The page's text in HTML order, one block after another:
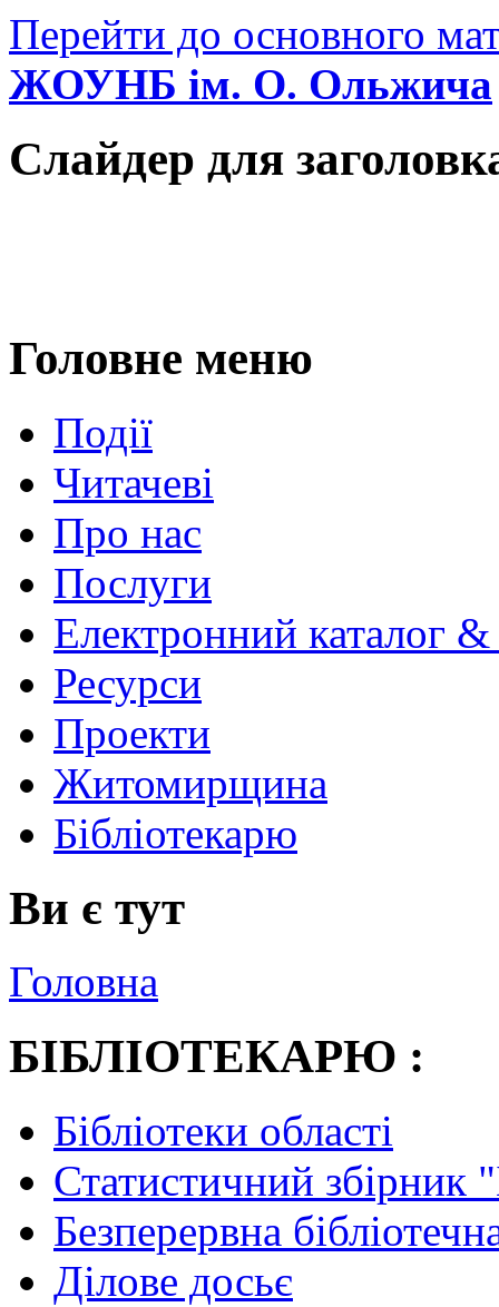
Перейти до основного
ЖОУНБ ім. О. Ольжича
Слайдер для
Головне меню
Події
Читачеві
Про нас
Послуги
Електронний каталог
Ресурси
Проекти
Житомирщина
Бібліотекарю
Ви є тут
Головна
БІБЛІОТЕКАРЮ :
Бібліотеки області
Статистичний
Безперервна
Ділове досьє